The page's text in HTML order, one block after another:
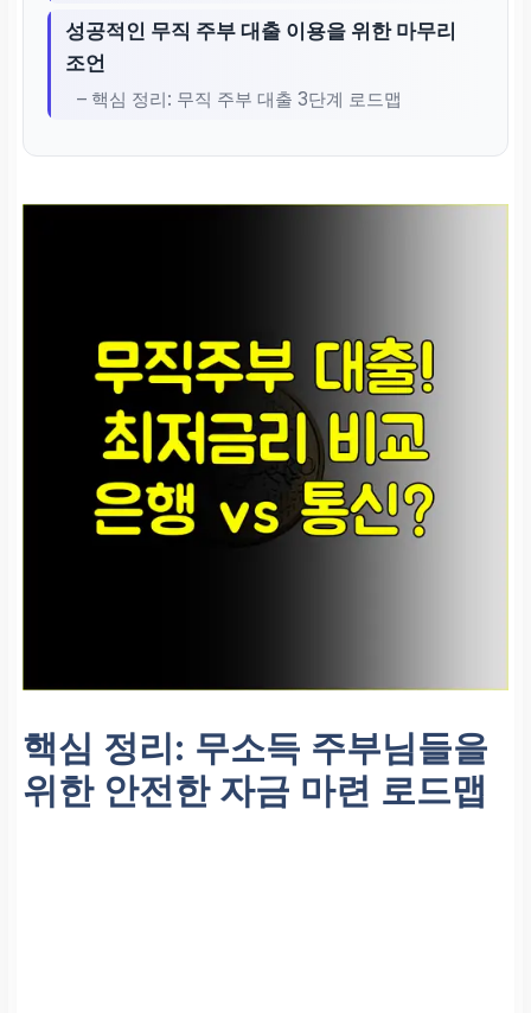
성공적인 무직 주부 대출 이용을 위한 마무리
조언
– 핵심 정리: 무직 주부 대출 3단계 로드맵
핵심 정리: 무소득 주부님들을
위한 안전한 자금 마련 로드맵